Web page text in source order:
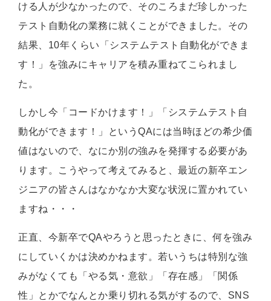
ける人が少なかったので、そのころまだ珍しかった
テスト自動化の業務に就くことができました。その
結果、10年くらい「システムテスト自動化ができま
す！」を強みにキャリアを積み重ねてこられまし
た。
しかし今「コードかけます！」「システムテスト自
動化ができます！」というQAには当時ほどの希少価
値はないので、なにか別の強みを発揮する必要があ
ります。こうやって考えてみると、最近の新卒エン
ジニアの皆さんはなかなか大変な状況に置かれてい
ますね・・・
正直、今新卒でQAやろうと思ったときに、何を強み
にしていくかは決めかねます。若いうちは特別な強
みがなくても「やる気・意欲」「存在感」「関係
性」とかでなんとか乗り切れる気がするので、SNS